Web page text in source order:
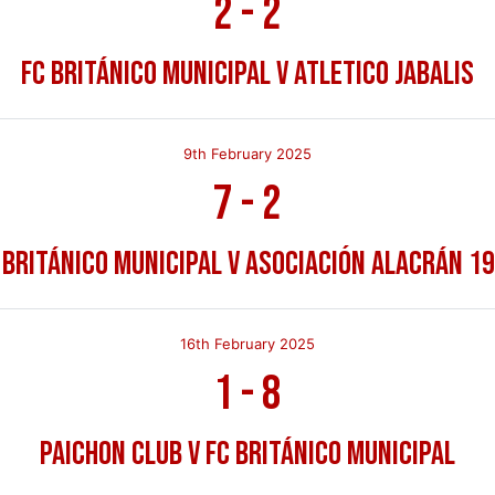
2-2
FC Británico Municipal v Atletico Jabalis
9th February 2025
7-2
Británico Municipal v Asociación Alacrán
16th February 2025
1 -8
Paichon Club v FC Británico Municipal